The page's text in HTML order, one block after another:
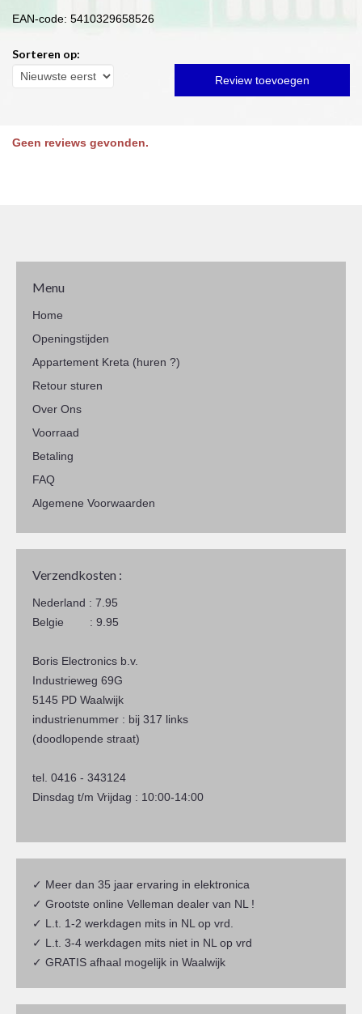
EAN-code: 5410329658526
Sorteren op:
Review toevoegen
Geen reviews gevonden.
Menu
Home
Openingstijden
Appartement Kreta (huren ?)
Retour sturen
Over Ons
Voorraad
Betaling
FAQ
Algemene Voorwaarden
Verzendkosten :
Nederland : 7.95
Belgie : 9.95
Boris Electronics b.v.
Industrieweg 69G
5145 PD Waalwijk
industrienummer : bij 317 links
(doodlopende straat)
tel. 0416 - 343124
Dinsdag t/m Vrijdag : 10:00-14:00
✓ Meer dan 35 jaar ervaring in elektronica
✓ Grootste online Velleman dealer van NL !
✓ L.t. 1-2 werkdagen mits in NL op vrd.
✓ L.t. 3-4 werkdagen mits niet in NL op vrd
✓ GRATIS afhaal mogelijk in Waalwijk